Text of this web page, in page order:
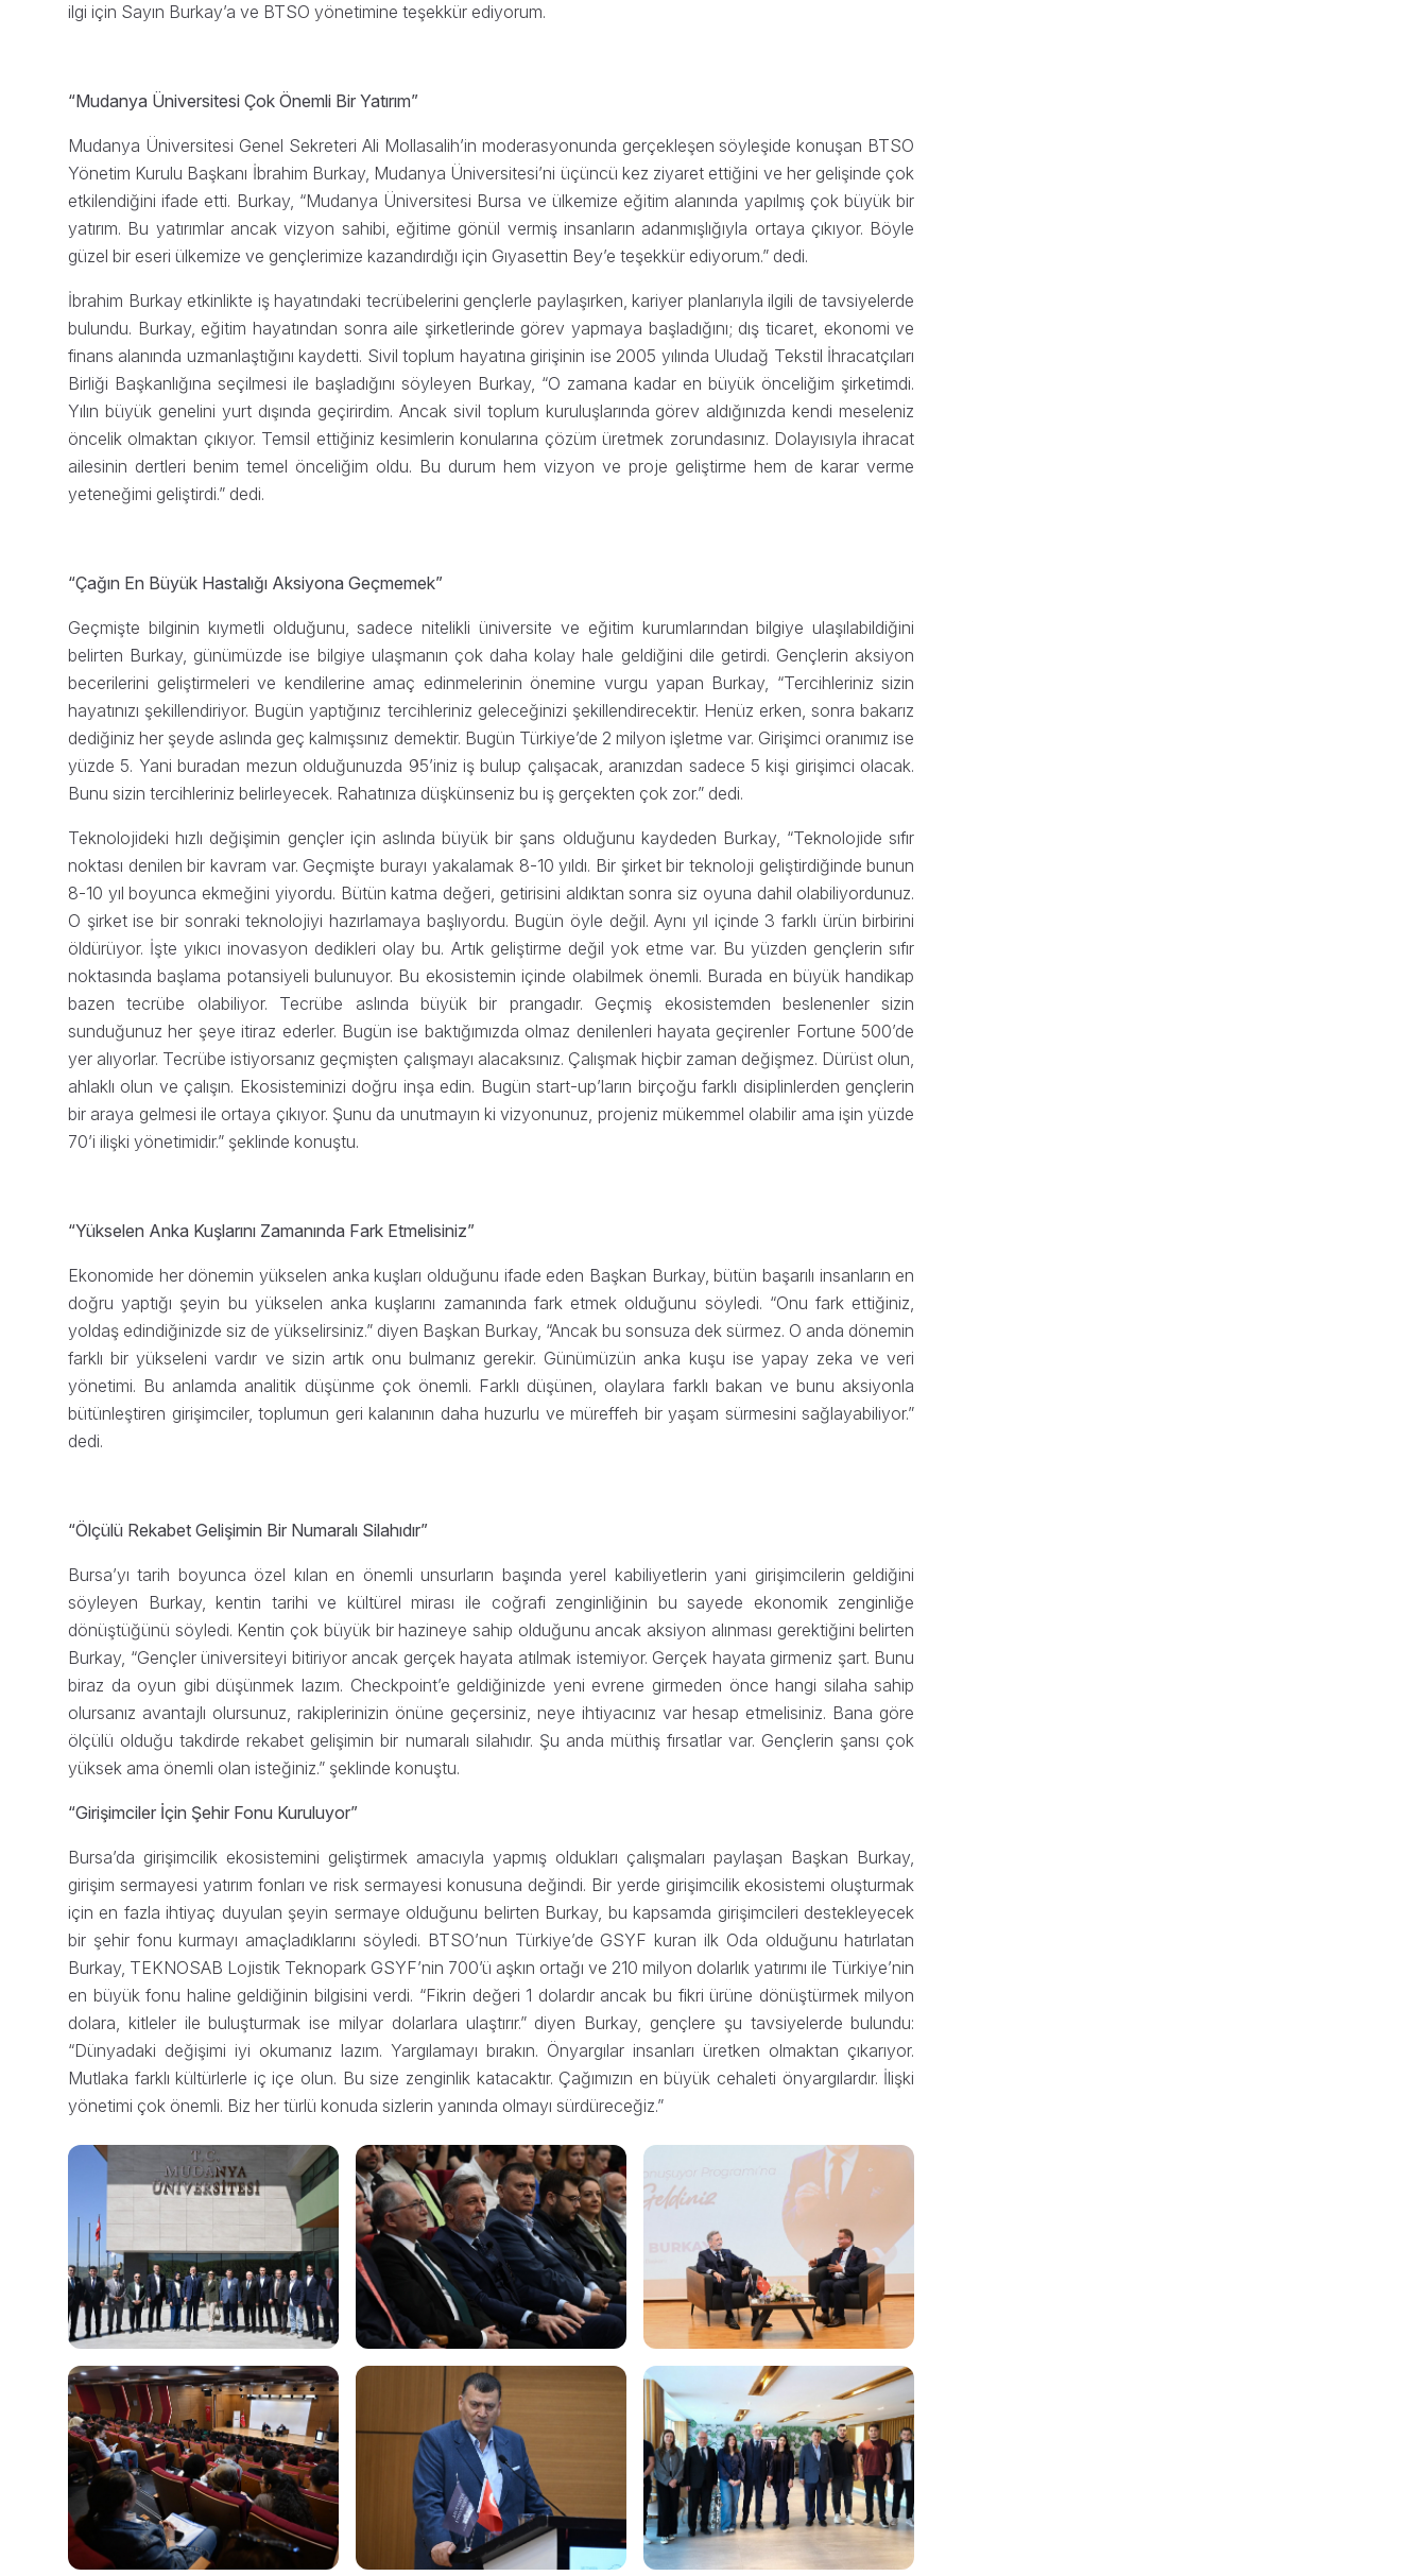
ilgi için Sayın Burkay’a ve BTSO yönetimine teşekkür ediyorum.
“Mudanya Üniversitesi Çok Önemli Bir Yatırım”
Mudanya Üniversitesi Genel Sekreteri Ali Mollasalih’in moderasyonunda gerçekleşen söyleşide konuşan BTSO
Yönetim Kurulu Başkanı İbrahim Burkay, Mudanya Üniversitesi’ni üçüncü kez ziyaret ettiğini ve her gelişinde çok
etkilendiğini ifade etti. Burkay, “Mudanya Üniversitesi Bursa ve ülkemize eğitim alanında yapılmış çok büyük bir
yatırım. Bu yatırımlar ancak vizyon sahibi, eğitime gönül vermiş insanların adanmışlığıyla ortaya çıkıyor. Böyle
güzel bir eseri ülkemize ve gençlerimize kazandırdığı için Gıyasettin Bey’e teşekkür ediyorum.” dedi.
İbrahim Burkay etkinlikte iş hayatındaki tecrübelerini gençlerle paylaşırken, kariyer planlarıyla ilgili de tavsiyelerde
bulundu. Burkay, eğitim hayatından sonra aile şirketlerinde görev yapmaya başladığını; dış ticaret, ekonomi ve
finans alanında uzmanlaştığını kaydetti. Sivil toplum hayatına girişinin ise 2005 yılında Uludağ Tekstil İhracatçıları
Birliği Başkanlığına seçilmesi ile başladığını söyleyen Burkay, “O zamana kadar en büyük önceliğim şirketimdi.
Yılın büyük genelini yurt dışında geçirirdim. Ancak sivil toplum kuruluşlarında görev aldığınızda kendi meseleniz
öncelik olmaktan çıkıyor. Temsil ettiğiniz kesimlerin konularına çözüm üretmek zorundasınız. Dolayısıyla ihracat
ailesinin dertleri benim temel önceliğim oldu. Bu durum hem vizyon ve proje geliştirme hem de karar verme
yeteneğimi geliştirdi.” dedi.
“Çağın En Büyük Hastalığı Aksiyona Geçmemek”
Geçmişte bilginin kıymetli olduğunu, sadece nitelikli üniversite ve eğitim kurumlarından bilgiye ulaşılabildiğini
belirten Burkay, günümüzde ise bilgiye ulaşmanın çok daha kolay hale geldiğini dile getirdi. Gençlerin aksiyon
becerilerini geliştirmeleri ve kendilerine amaç edinmelerinin önemine vurgu yapan Burkay, “Tercihleriniz sizin
hayatınızı şekillendiriyor. Bugün yaptığınız tercihleriniz geleceğinizi şekillendirecektir. Henüz erken, sonra bakarız
dediğiniz her şeyde aslında geç kalmışsınız demektir. Bugün Türkiye’de 2 milyon işletme var. Girişimci oranımız ise
yüzde 5. Yani buradan mezun olduğunuzda 95’iniz iş bulup çalışacak, aranızdan sadece 5 kişi girişimci olacak.
Bunu sizin tercihleriniz belirleyecek. Rahatınıza düşkünseniz bu iş gerçekten çok zor.” dedi.
Teknolojideki hızlı değişimin gençler için aslında büyük bir şans olduğunu kaydeden Burkay, “Teknolojide sıfır
noktası denilen bir kavram var. Geçmişte burayı yakalamak 8-10 yıldı. Bir şirket bir teknoloji geliştirdiğinde bunun
8-10 yıl boyunca ekmeğini yiyordu. Bütün katma değeri, getirisini aldıktan sonra siz oyuna dahil olabiliyordunuz.
O şirket ise bir sonraki teknolojiyi hazırlamaya başlıyordu. Bugün öyle değil. Aynı yıl içinde 3 farklı ürün birbirini
öldürüyor. İşte yıkıcı inovasyon dedikleri olay bu. Artık geliştirme değil yok etme var. Bu yüzden gençlerin sıfır
noktasında başlama potansiyeli bulunuyor. Bu ekosistemin içinde olabilmek önemli. Burada en büyük handikap
bazen tecrübe olabiliyor. Tecrübe aslında büyük bir prangadır. Geçmiş ekosistemden beslenenler sizin
sunduğunuz her şeye itiraz ederler. Bugün ise baktığımızda olmaz denilenleri hayata geçirenler Fortune 500’de
yer alıyorlar. Tecrübe istiyorsanız geçmişten çalışmayı alacaksınız. Çalışmak hiçbir zaman değişmez. Dürüst olun,
ahlaklı olun ve çalışın. Ekosisteminizi doğru inşa edin. Bugün start-up’ların birçoğu farklı disiplinlerden gençlerin
bir araya gelmesi ile ortaya çıkıyor. Şunu da unutmayın ki vizyonunuz, projeniz mükemmel olabilir ama işin yüzde
70’i ilişki yönetimidir.” şeklinde konuştu.
“Yükselen Anka Kuşlarını Zamanında Fark Etmelisiniz”
Ekonomide her dönemin yükselen anka kuşları olduğunu ifade eden Başkan Burkay, bütün başarılı insanların en
doğru yaptığı şeyin bu yükselen anka kuşlarını zamanında fark etmek olduğunu söyledi. “Onu fark ettiğiniz,
yoldaş edindiğinizde siz de yükselirsiniz.” diyen Başkan Burkay, “Ancak bu sonsuza dek sürmez. O anda dönemin
farklı bir yükseleni vardır ve sizin artık onu bulmanız gerekir. Günümüzün anka kuşu ise yapay zeka ve veri
yönetimi. Bu anlamda analitik düşünme çok önemli. Farklı düşünen, olaylara farklı bakan ve bunu aksiyonla
bütünleştiren girişimciler, toplumun geri kalanının daha huzurlu ve müreffeh bir yaşam sürmesini sağlayabiliyor.”
dedi.
“Ölçülü Rekabet Gelişimin Bir Numaralı Silahıdır”
Bursa’yı tarih boyunca özel kılan en önemli unsurların başında yerel kabiliyetlerin yani girişimcilerin geldiğini
söyleyen Burkay, kentin tarihi ve kültürel mirası ile coğrafi zenginliğinin bu sayede ekonomik zenginliğe
dönüştüğünü söyledi. Kentin çok büyük bir hazineye sahip olduğunu ancak aksiyon alınması gerektiğini belirten
Burkay, “Gençler üniversiteyi bitiriyor ancak gerçek hayata atılmak istemiyor. Gerçek hayata girmeniz şart. Bunu
biraz da oyun gibi düşünmek lazım. Checkpoint’e geldiğinizde yeni evrene girmeden önce hangi silaha sahip
olursanız avantajlı olursunuz, rakiplerinizin önüne geçersiniz, neye ihtiyacınız var hesap etmelisiniz. Bana göre
ölçülü olduğu takdirde rekabet gelişimin bir numaralı silahıdır. Şu anda müthiş fırsatlar var. Gençlerin şansı çok
yüksek ama önemli olan isteğiniz.” şeklinde konuştu.
“Girişimciler İçin Şehir Fonu Kuruluyor”
Bursa’da girişimcilik ekosistemini geliştirmek amacıyla yapmış oldukları çalışmaları paylaşan Başkan Burkay,
girişim sermayesi yatırım fonları ve risk sermayesi konusuna değindi. Bir yerde girişimcilik ekosistemi oluşturmak
için en fazla ihtiyaç duyulan şeyin sermaye olduğunu belirten Burkay, bu kapsamda girişimcileri destekleyecek
bir şehir fonu kurmayı amaçladıklarını söyledi. BTSO’nun Türkiye’de GSYF kuran ilk Oda olduğunu hatırlatan
Burkay, TEKNOSAB Lojistik Teknopark GSYF’nin 700’ü aşkın ortağı ve 210 milyon dolarlık yatırımı ile Türkiye’nin
en büyük fonu haline geldiğinin bilgisini verdi. “Fikrin değeri 1 dolardır ancak bu fikri ürüne dönüştürmek milyon
dolara, kitleler ile buluşturmak ise milyar dolarlara ulaştırır.” diyen Burkay, gençlere şu tavsiyelerde bulundu:
“Dünyadaki değişimi iyi okumanız lazım. Yargılamayı bırakın. Önyargılar insanları üretken olmaktan çıkarıyor.
Mutlaka farklı kültürlerle iç içe olun. Bu size zenginlik katacaktır. Çağımızın en büyük cehaleti önyargılardır. İlişki
yönetimi çok önemli. Biz her türlü konuda sizlerin yanında olmayı sürdüreceğiz.”